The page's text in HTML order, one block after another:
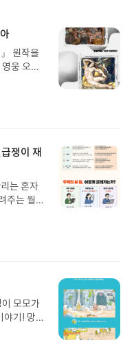
원작을
웅 오디
롭스, 마
를 헤쳐
로스의
온 귀향
로 새롭
가기 닫
2026.08.
서/상품
청 전 상
! (선정
요!- '사
기존 YE
하지 않
릭 시
쟁이 재
는 혼자
주는 월급
퍼플렉시
드입니
자산 관
좋은 질
유를 앞당
작입니
글쓴이김
닫기모
모모가
야기! 망둥
놀던 중
게 되는